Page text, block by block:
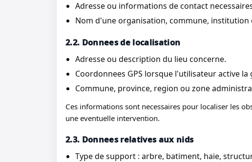
Adresse ou informations de contact
Nom d'une organisation, commune, institution
2.2. Donnees de localisation
Adresse ou description du lieu concerne.
Coordonnees GPS lorsque l'utilisateur active
Commune, province, region ou zone
Ces informations sont necessaires pour localiser les
une eventuelle intervention.
2.3. Donnees relatives aux nids
Type de support : arbre, batiment, haie,